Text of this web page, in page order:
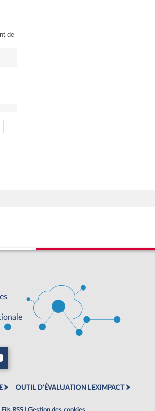
de
OUTIL D'ÉVALUATION LEXIMPACT